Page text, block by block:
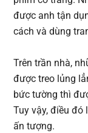
được anh tận
cách và dùng
Trên trần nhà,
được treo lủng
bức tường thì
Tuy vậy, điều đó
ấn tượng.